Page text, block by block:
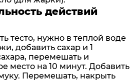
действий
тесто, нужно в теплой воде
добавить сахар и 1
перемешать и
место на 10 минут. Добавить
Перемешать, накрыть